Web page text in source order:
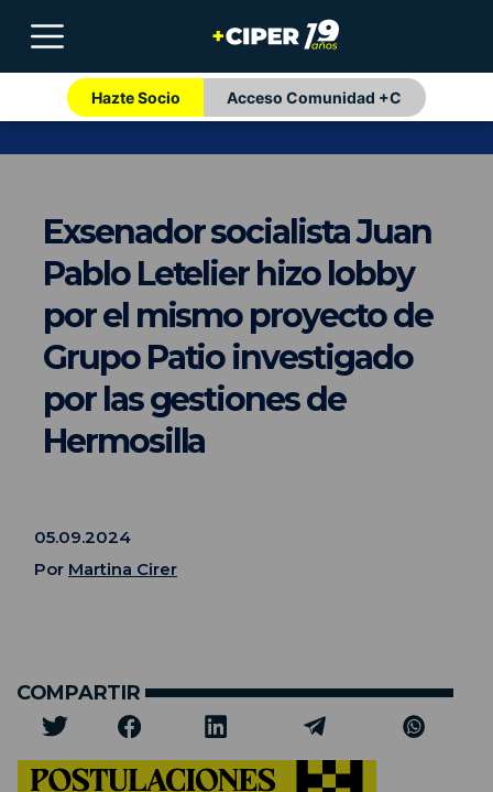
Hazte Socio Acceso Comunidad +C
Exsenador socialista Juan
Pablo Letelier hizo lobby
por el mismo proyecto de
Grupo Patio investigado
por las gestiones de
Hermosilla
05.09.2024
Por Martina Cirer
COMPARTIR